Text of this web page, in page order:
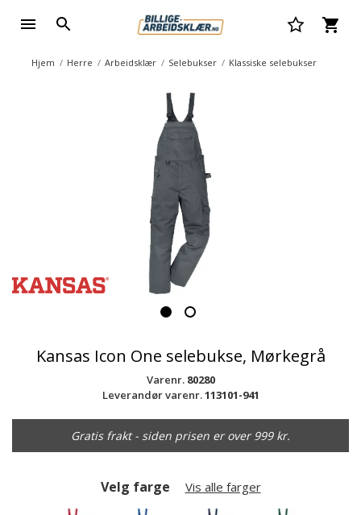
Hjem Herre Arbeidsklær Selebukser Klassiske selebukser
Kansas Icon One selebukse, Mørkegrå
Varenr. 80280
Leverandør varenr.113101-941
Gratis frakt - siden prisen er over 999 kr.
Velg farge Vis alle farger